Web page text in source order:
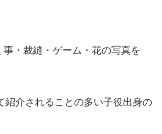
裁縫・ゲーム・花の写真を
紹介されることの多い子役出身の